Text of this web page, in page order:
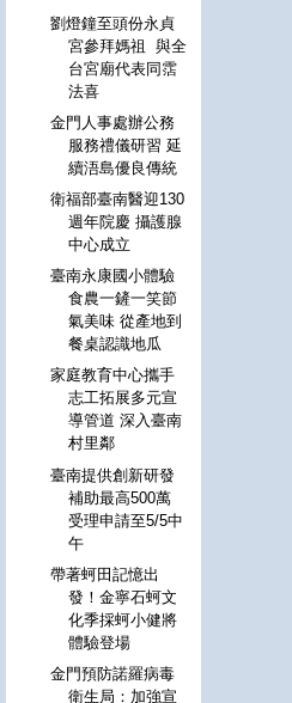
劉燈鐘至頭份永貞
宮參拜媽祖 與全
台宮廟代表同霑
法喜
金門人事處辦公務
服務禮儀研習 延
續浯島優良傳統
衛福部臺南醫迎130
週年院慶 攝護腺
中心成立
臺南永康國小體驗
食農一鏟一笑節
氣美味 從產地到
餐桌認識地瓜
家庭教育中心攜手
志工拓展多元宣
導管道 深入臺南
村里鄰
臺南提供創新研發
補助最高500萬
受理申請至5/5中
午
帶著蚵田記憶出
發！金寧石蚵文
化季採蚵小健將
體驗登場
金門預防諾羅病毒
衛生局：加強宣